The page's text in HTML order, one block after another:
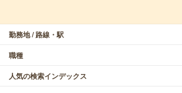
勤務地 / 路線・駅
職種
人気の検索インデックス